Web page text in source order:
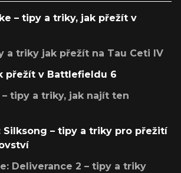
– tipy a triky, jak přežít v
a triky jak přežít na Tau Ceti IV
přežít v Battlefieldu 6
tipy a triky, jak najít ten
Silksong – tipy a triky pro přežití
Deliverance 2 – tipy a triky